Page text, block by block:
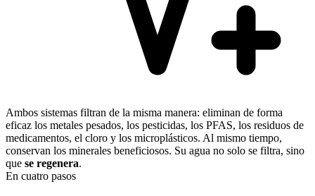
Ambos sistemas filtran de la misma manera: eliminan de forma
eficaz los metales pesados, los pesticidas, los PFAS, los residuos de
medicamentos, el cloro y los microplásticos. Al mismo tiempo,
conservan los minerales beneficiosos. Su agua no solo se filtra, sino
que se regenera.
En cuatro pasos